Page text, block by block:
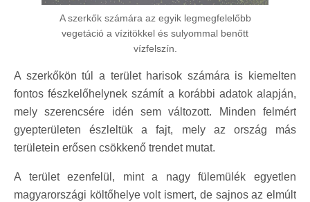
A szerkők számára az egyik legmegfelelőbb
vegetáció a vízitökkel és sulyommal benőtt
vízfelszín.
A szerkőkön túl a terület harisok számára is kiemelten
fontos fészkelőhelynek számít a korábbi adatok alapján,
mely szerencsére idén sem változott. Minden felmért
gyepterületen észleltük a fajt, mely az ország más
területein erősen csökkenő trendet mutat.
A terület ezenfelül, mint a nagy fülemülék egyetlen
magyarországi költőhelye volt ismert, de sajnos az elmúlt